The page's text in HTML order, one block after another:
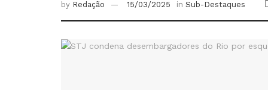
by Redação 15/03/2025 in Sub-Destaques